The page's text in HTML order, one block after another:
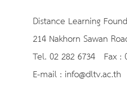
Distance Learning
214 Nakhorn Sawan
Tel. 02 282 6734 Fax :
E-mail : info@dltv.ac.th